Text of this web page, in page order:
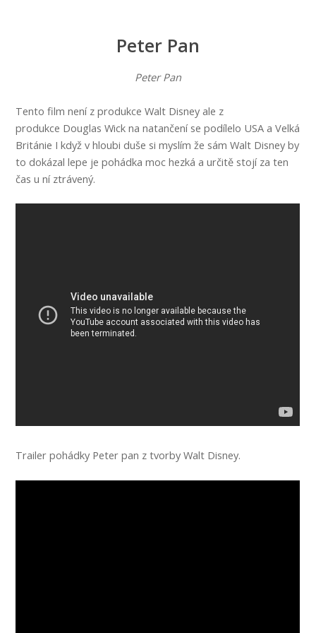
Peter Pan
Peter Pan
Tento film není z produkce Walt Disney ale z
produkce Douglas Wick na natančení se podílelo USA a Velká
Británie I když v hloubi duše si myslím že sám Walt Disney by
to dokázal lepe je pohádka moc hezká a určitě stojí za ten
čas u ní ztrávený.
Trailer pohádky Peter pan z tvorby Walt Disney.